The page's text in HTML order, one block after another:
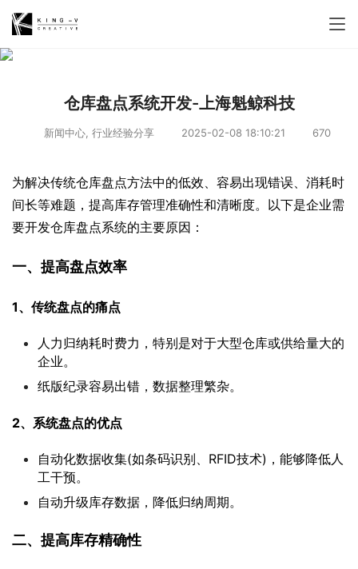
仓库盘点系统开发-上海魁鲸科技
新闻中心, 行业经验分享 2025-02-08 18:10:21 670
为解决传统仓库盘点方法中的低效、容易出现错误、消耗时
间长等难题，提高库存管理准确性和清晰度。以下是企业需
要开发仓库盘点系统的主要原因：
一、提高盘点效率
1、传统盘点的痛点
人力归纳耗时费力，特别是对于大型仓库或供给量大的
企业。
纸版纪录容易出错，数据整理繁杂。
2、系统盘点的优点
自动化数据收集(如条码识别、RFID技术)，能够降低人
工干预。
自动升级库存数据，降低归纳周期。
二、提高库存精确性